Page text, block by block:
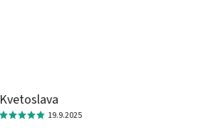
Kvetoslava
19.9.2025